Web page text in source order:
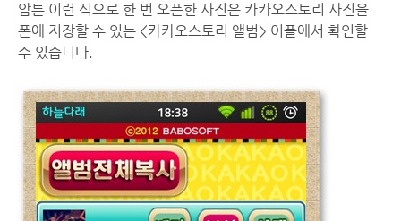
암튼 이런 식으로 한 번 오픈한 사진은 카카오스토리 사진을
폰에 저장할 수 있는 <카카오스토리 앨범> 어플에서 확인할
수 있습니다.